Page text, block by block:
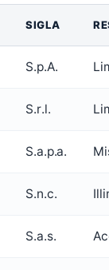
SIGLA
S.p.A.
S.r.l.
S.a.p.a.
S.n.c.
S.a.s.